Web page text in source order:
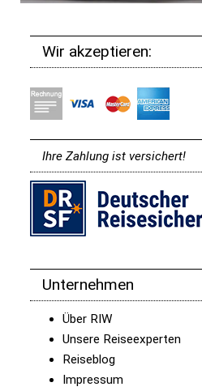
Wir akzeptieren:
Ihre Zahlung ist versichert!
Unternehmen
Über RIW
Unsere Reiseexperten
Reiseblog
Impressum